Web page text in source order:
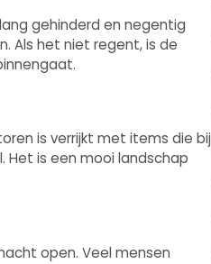
gehinderd en negentig
Als het niet regent, is de
is verrijkt met items die bij
Het is een mooi landschap
open. Veel mensen